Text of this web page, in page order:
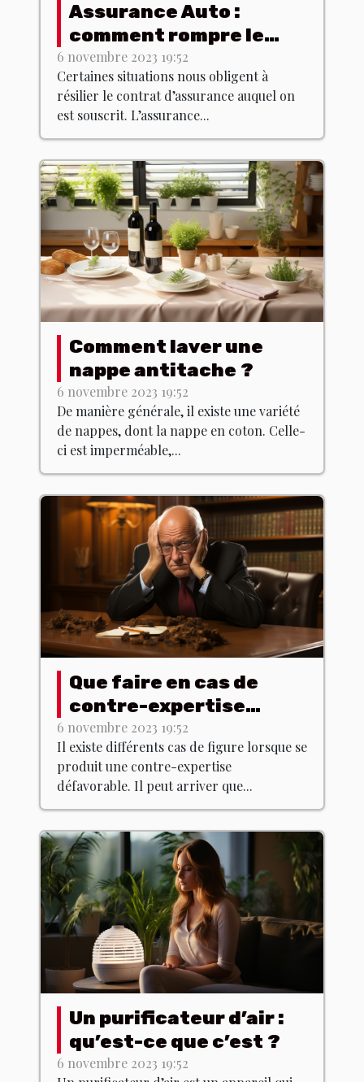
Assurance Auto :
comment rompre le
contrat dans les
normes ?
6 novembre 2023 19:52
Certaines situations nous obligent à
résilier le contrat d’assurance auquel on
est souscrit. L’assurance...
Comment laver une
nappe antitache ?
6 novembre 2023 19:52
De manière générale, il existe une variété
de nappes, dont la nappe en coton. Celle-
ci est imperméable,...
Que faire en cas de
contre-expertise
défavorable ?
6 novembre 2023 19:52
Il existe différents cas de figure lorsque se
produit une contre-expertise
défavorable. Il peut arriver que...
Un purificateur d’air :
qu’est-ce que c’est ?
6 novembre 2023 19:52